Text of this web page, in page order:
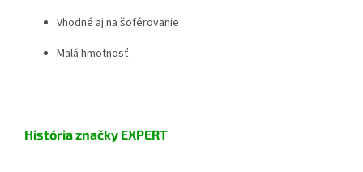
Vhodné aj na šoférovanie
Malá hmotnosť
História značky EXPERT